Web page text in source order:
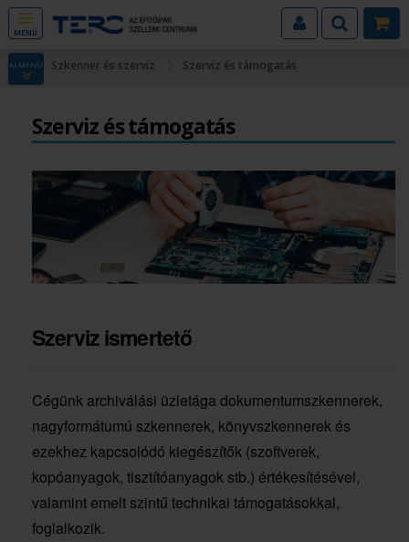
MENÜ
ALMENÜ Szkenner és szerviz Szerviz és támogatás
Szerviz és támogatás
Szerviz ismertető
Cégünk archiválási üzletága dokumentumszkennerek,
nagyformátumú szkennerek, könyvszkennerek és
ezekhez kapcsolódó kiegészítők (szoftverek,
kopóanyagok, tisztítóanyagok stb.) értékesítésével,
valamint emelt szintű technikai támogatásokkal,
foglalkozik.